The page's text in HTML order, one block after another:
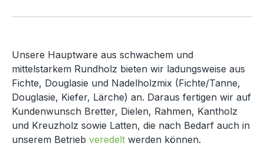
Unsere Hauptware aus schwachem und
mittelstarkem Rundholz bieten wir ladungsweise aus
Fichte, Douglasie und Nadelholzmix (Fichte/Tanne,
Douglasie, Kiefer, Lärche) an. Daraus fertigen wir auf
Kundenwunsch Bretter, Dielen, Rahmen, Kantholz
und Kreuzholz sowie Latten, die nach Bedarf auch in
unserem Betrieb veredelt werden können.